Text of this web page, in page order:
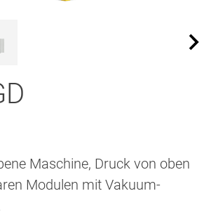
Maschine, Druck von oben
Modulen mit Vakuum-